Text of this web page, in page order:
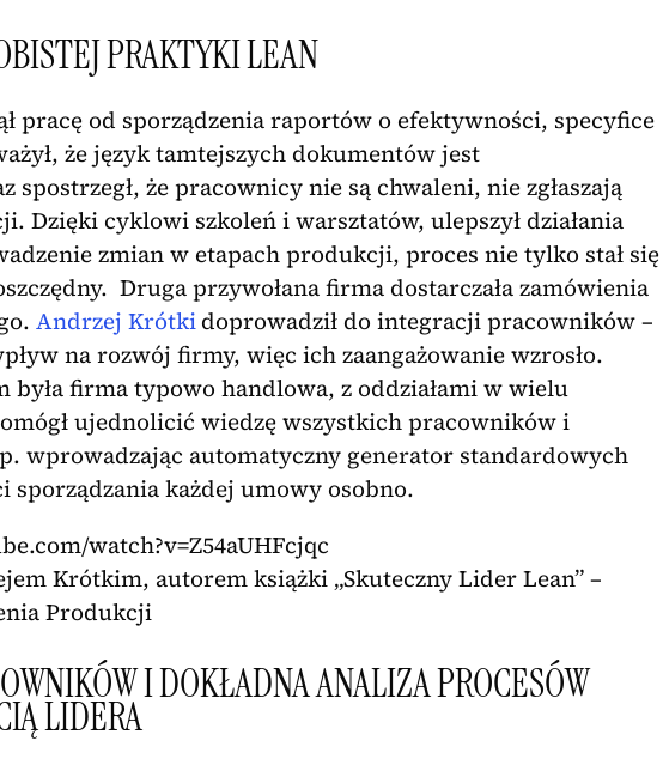
PRAKTYKI LEAN
pracę od sporządzenia raportów o efektywności, specyfice
że język tamtejszych dokumentów jest
że pracownicy nie są chwaleni, nie zgłaszają
Dzięki cyklowi szkoleń i warsztatów, ulepszył działania
zmian w etapach produkcji, proces nie tylko stał się
Druga przywołana firma dostarczała zamówienia
Andrzej Krótkidoprowadził do integracji pracowników –
na rozwój firmy, więc ich zaangażowanie wzrosło.
była firma typowo handlowa, z oddziałami w wielu
ujednolicić wiedzę wszystkich pracowników i
wprowadzając automatyczny generator standardowych
sporządzania każdej umowy osobno.
watch?v=Z54aUHFcjqc
Krótkim, autorem książki „Skuteczny Lider Lean” –
Produkcji
I DOKŁADNA ANALIZA PROCESÓW
LIDERA